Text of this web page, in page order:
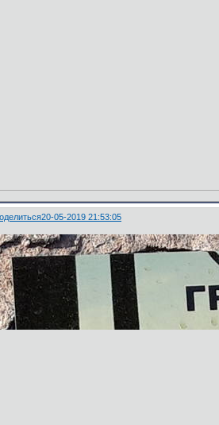
20-05-2019 21:53:05